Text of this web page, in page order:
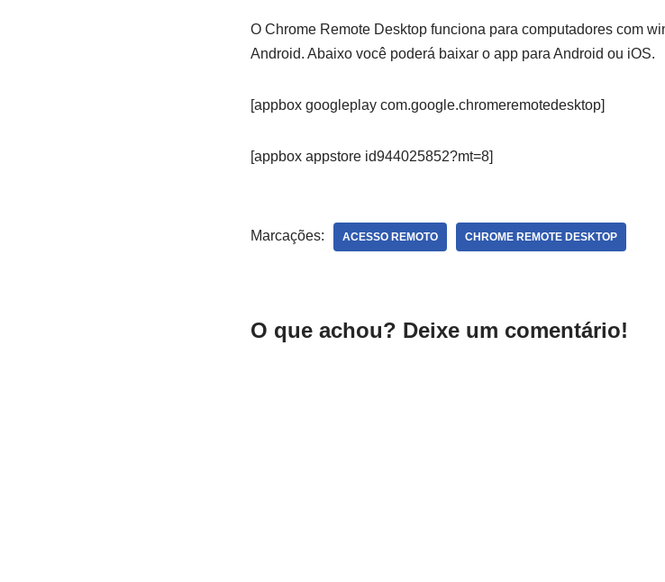
O Chrome Remote Desktop funciona para computadores com
Android. Abaixo você poderá baixar o app para Android ou iOS.
[appbox googleplay com.google.chromeremotedesktop]
[appbox appstore id944025852?mt=8]
Marcações: ACESSO REMOTO CHROME REMOTE DESKTOP
O que achou? Deixe um comentário!